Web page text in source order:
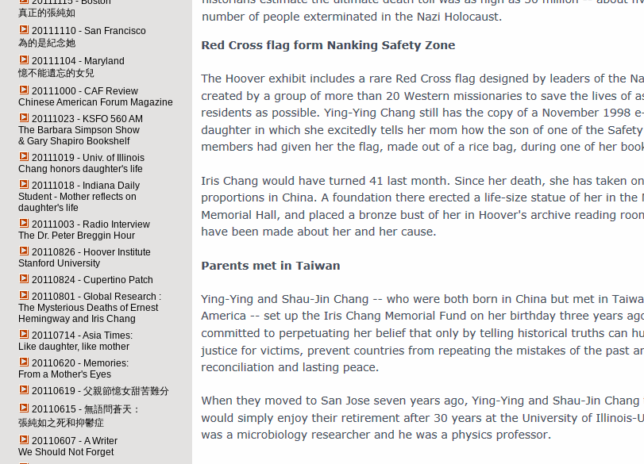
真正的張純如
20111110 - San Francisco
為的是紀念她
20111104 - Maryland
憶不能遺忘的女兒
20111000 - CAF Review
Chinese American Forum Magazine
20111023 - KSFO 560 AM
The Barbara Simpson Show
& Gary Shapiro Bookshelf
20111019 - Univ. of Illinois
Chang honors daughter's life
20111018 - Indiana Daily
Student - Mother reflects on
daughter's life
20111003 - Radio Interview
The Dr. Peter Breggin Hour
20110826 - Hoover Institute
Stanford University
20110824 - Cupertino Patch
20110801 - Global Research :
The Mysterious Deaths of Ernest
Hemingway and Iris Chang
20110714 - Asia Times:
Like daughter, like mother
20110620 - Memories:
From a Mother's Eyes
20110619 - 父親節憶女甜苦難分
20110615 - 無語問蒼天：
張純如之死和抑鬱症
20110607 - A Writer
We Should Not Forget